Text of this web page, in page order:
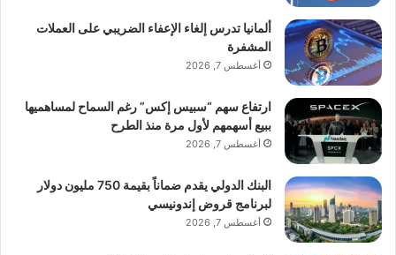
ألمانيا تدرس إلغاء الإعفاء الضريبي على العملات
المشفرة
أغسطس 7, 2026
ارتفاع سهم “سبيس إكس” رغم السماح لمساهميها
ببيع أسهمهم لأول مرة منذ الطرح
أغسطس 7, 2026
البنك الدولي يقدم ضماناً بقيمة 750 مليون دولار
لبرنامج قروض إندونيسي
أغسطس 7, 2026